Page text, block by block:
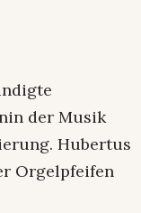
der Musik
Hubertus
Orgelpfeifen